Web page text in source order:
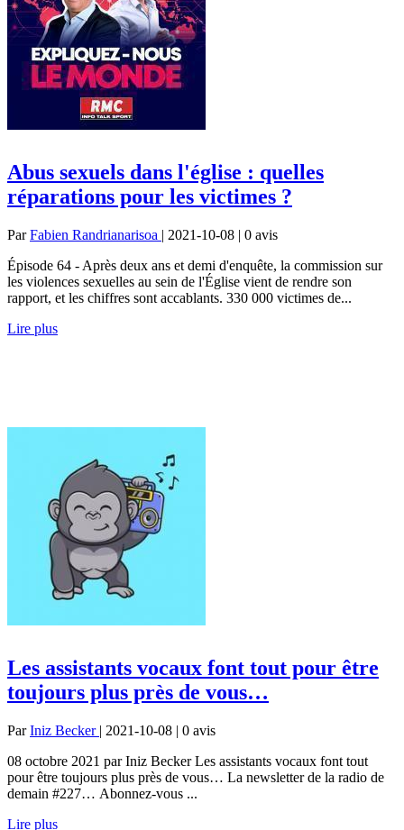
Abus sexuels dans l'église : quelles
réparations pour les victimes ?
ParFabien Randrianarisoa | 2021-10-08 | 0 avis
Épisode 64 - Après deux ans et demi d'enquête, la commission sur
les violences sexuelles au sein de l'Église vient de rendre son
rapport, et les chiffres sont accablants. 330 000 victimes de...
Lire plus
Les assistants vocaux font tout pour être
toujours plus près de vous…
ParIniz Becker | 2021-10-08 | 0 avis
08 octobre 2021 par Iniz Becker Les assistants vocaux font tout
pour être toujours plus près de vous… La newsletter de la radio de
demain #227… Abonnez-vous ...
Lire plus